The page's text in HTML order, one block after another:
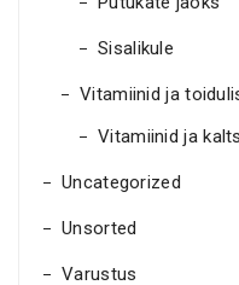
Sisalikule
Vitamiinid ja
Vitamiinid ja
Uncategorized
Unsorted
Varustus